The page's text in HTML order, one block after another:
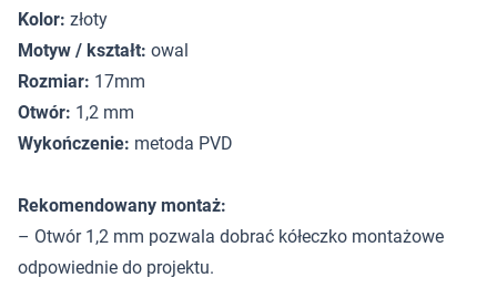
Kolor: złoty
Motyw / kształt: owal
Rozmiar: 17mm
Otwór: 1,2 mm
Wykończenie: metoda PVD
Rekomendowany montaż:
– Otwór 1,2 mm pozwala dobrać kółeczko montażowe
odpowiednie do projektu.